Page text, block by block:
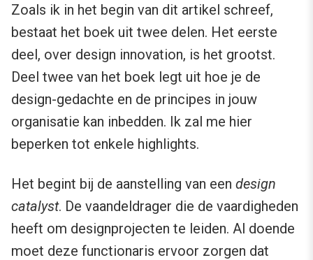
Zoals ik in het begin van dit artikel schreef,
bestaat het boek uit twee delen. Het eerste
deel, over design innovation, is het grootst.
Deel twee van het boek legt uit hoe je de
design-gedachte en de principes in jouw
organisatie kan inbedden. Ik zal me hier
beperken tot enkele highlights.
Het begint bij de aanstelling van een design
catalyst. De vaandeldrager die de vaardigheden
heeft om designprojecten te leiden. Al doende
moet deze functionaris ervoor zorgen dat